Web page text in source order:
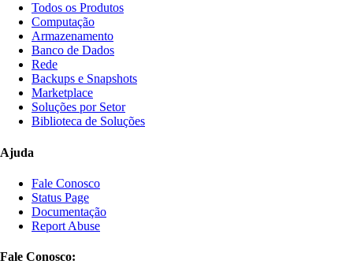
Todos os Produtos
Computação
Armazenamento
Banco de Dados
Rede
Backups e Snapshots
Marketplace
Soluções por Setor
Biblioteca de Soluções
Ajuda
Fale Conosco
Status Page
Documentação
Report Abuse
Fale Conosco: